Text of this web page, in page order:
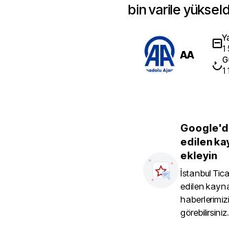
bin varile
AA
edilen
ekleyin
İstanbul
edilen
görebilirsiniz.